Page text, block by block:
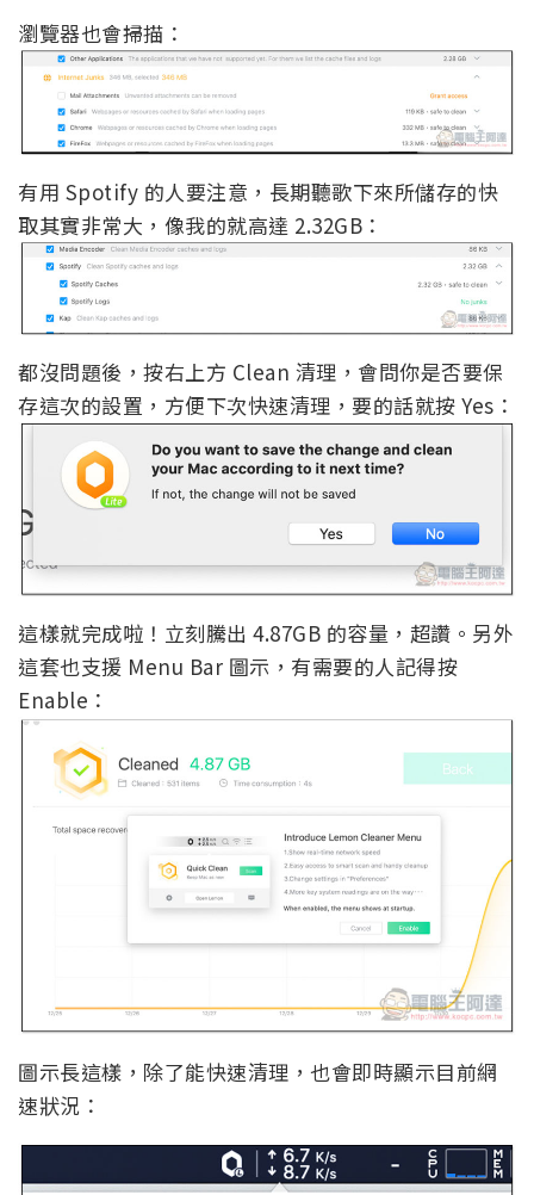
瀏覽器也會掃描：
有用 Spotify 的人要注意，長期聽歌下來所儲存的快
取其實非常大，像我的就高達 2.32GB：
都沒問題後，按右上方 Clean 清理，會問你是否要保
存這次的設置，方便下次快速清理，要的話就按 Yes：
這樣就完成啦！立刻騰出 4.87GB 的容量，超讚。另外
這套也支援 Menu Bar 圖示，有需要的人記得按
Enable：
圖示長這樣，除了能快速清理，也會即時顯示目前網
速狀況：